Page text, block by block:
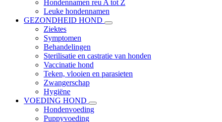
Hondennamen reu A tot Z
Leuke hondennamen
GEZONDHEID HOND
Ziektes
Symptomen
Behandelingen
Sterilisatie en castratie van honden
Vaccinatie hond
Teken, vlooien en parasieten
Zwangerschap
Hygiëne
VOEDING HOND
Hondenvoeding
Puppyvoeding